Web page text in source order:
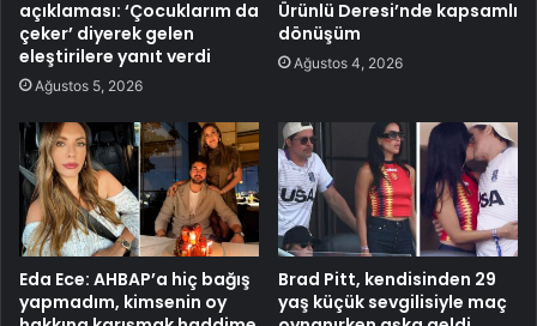
açıklaması: ‘Çocuklarım da
çeker’ diyerek gelen
eleştirilere yanıt verdi
Ağustos 5, 2026
Ürünlü Deresi’nde kapsamlı
dönüşüm
Ağustos 4, 2026
Eda Ece: AHBAP’a hiç bağış
yapmadım, kimsenin oy
Brad Pitt, kendisinden 29
yaş küçük sevgilisiyle maç